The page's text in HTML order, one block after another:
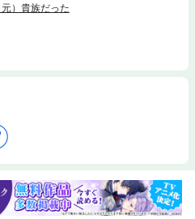
一言で表すと？うーん、わかりませ
ことは一つ……どういった作品かは読
）貴族だった